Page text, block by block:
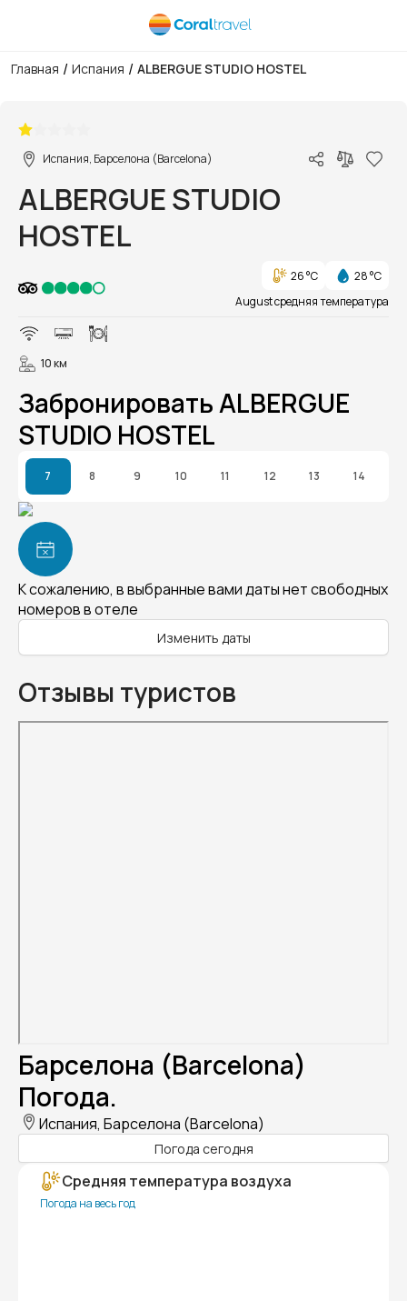
Главная / Испания / ALBERGUE STUDIO HOSTEL
Испания, Барселона (Barcelona)
ALBERGUE STUDIO
HOSTEL
26 °C
28 °C
August средняя температура
10 км
Забронировать ALBERGUE
STUDIO HOSTEL
7 8 9 10 11 12 13 14
К сожалению, в выбранные вами даты нет свободных
номеров в отеле
Изменить даты
Отзывы туристов
Барселона (Barcelona)
Погода.
Испания, Барселона (Barcelona)
Погода сегодня
Средняя температура воздуха
Погода на весь год